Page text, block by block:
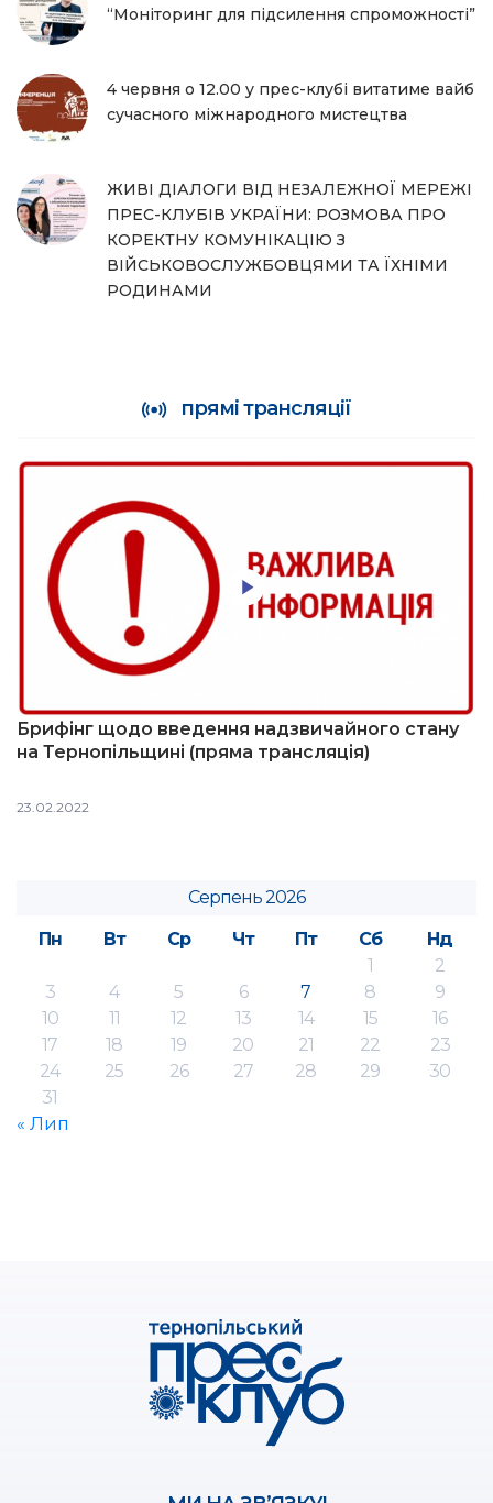
“Моніторинг для підсилення спроможності”
4 червня о 12.00 у прес-клубі витатиме вайб
сучасного міжнародного мистецтва
ЖИВІ ДІАЛОГИ ВІД НЕЗАЛЕЖНОЇ МЕРЕЖІ
ПРЕС-КЛУБІВ УКРАЇНИ: РОЗМОВА ПРО
КОРЕКТНУ КОМУНІКАЦІЮ З
ВІЙСЬКОВОСЛУЖБОВЦЯМИ ТА ЇХНІМИ
РОДИНАМИ
прямі трансляції
Брифінг щодо введення надзвичайного стану
на Тернопільщині (пряма трансляція)
23.02.2022
Серпень 2026
Пн
Вт Ср Чт Пт Сб
Нд
1
2
3
4 5 6 7 8
9
10
11 12 13 14 15
16
17
18 19 20 21 22
23
24
25 26 27 28 29
30
31
« Лип